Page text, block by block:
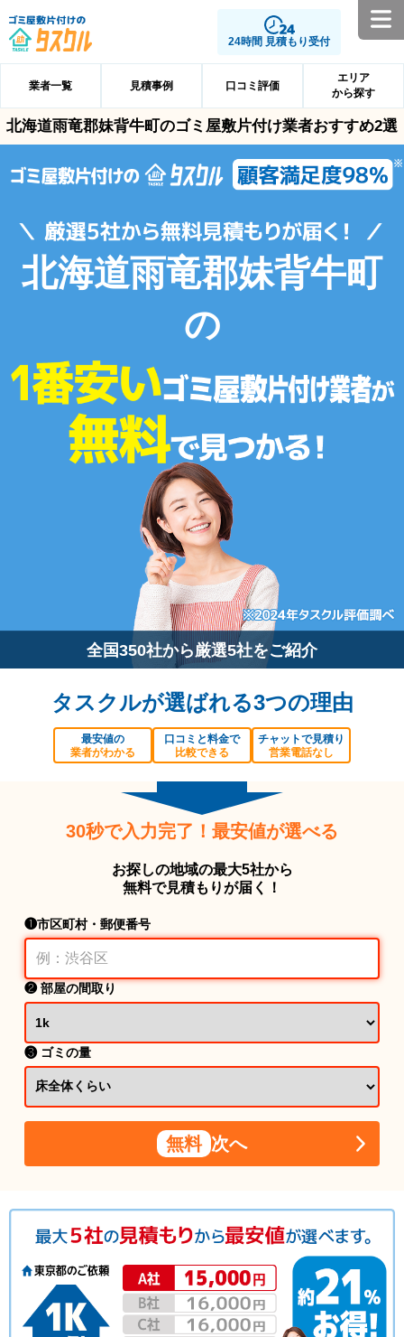
24時間 見積もり受付
業者一覧 見積事例 口コミ評価
エリア
から探す
北海道雨竜郡妹背牛町のゴミ屋敷片付け業者おすすめ2選
北海道雨竜郡妹背牛町
の
全国350社から厳選5社をご紹介
タスクルが選ばれる3つの理由
最安値の
業者がわかる
口コミと料金で
比較できる
チャットで見積り
営業電話なし
30秒で入力完了！最安値が選べる
お探しの地域の最大5社から
無料で見積もりが届く！
❶市区町村・郵便番号
❷ 部屋の間取り
❸ ゴミの量
無料 次へ